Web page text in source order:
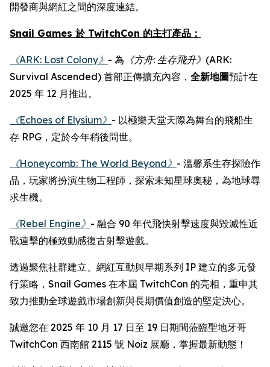
開發商與網紅之間的深度連結。
Snail Games 於 TwitchCon 的主打產品：
《ARK: Lost Colony》 - 為 《方舟: 生存飛升》 (ARK:
Survival Ascended) 首部正傳擴充內容， 全新地圖預計在
2025 年 12 月推出。
《Echoes of Elysium》 - 以極樂天堂天際為舞台的飛船生
存 RPG，定於今年稍後問世。
《Honeycomb: The World Beyond》 - 溫馨系生存探險作
品，玩家將扮演生物工程師，探索未知星球奧秘，為地球尋
求生機。
《Rebel Engine》 - 融合 90 年代飛快射擊速度與毀滅性近
戰連擊的極致動感復古射擊遊戲。
透過聚焦社群建立、網紅互動與早期系列 IP 建立的多元發
行策略，Snail Games 在本屆 TwitchCon 的亮相，重申其
致力推動全球遊戲市場創新與長期價值創造的堅定決心。
誠邀您在 2025 年 10 月 17 日至 19 日期間蒞臨聖地牙哥
TwitchCon 西南館 2115 號 Noiz 展廳，掌握最新動態！